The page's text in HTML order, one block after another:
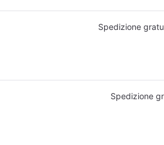
Spedizione
Spedizione